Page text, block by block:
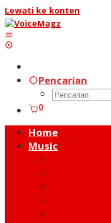
Lewati ke konten
Pencarian
0
Home
Music